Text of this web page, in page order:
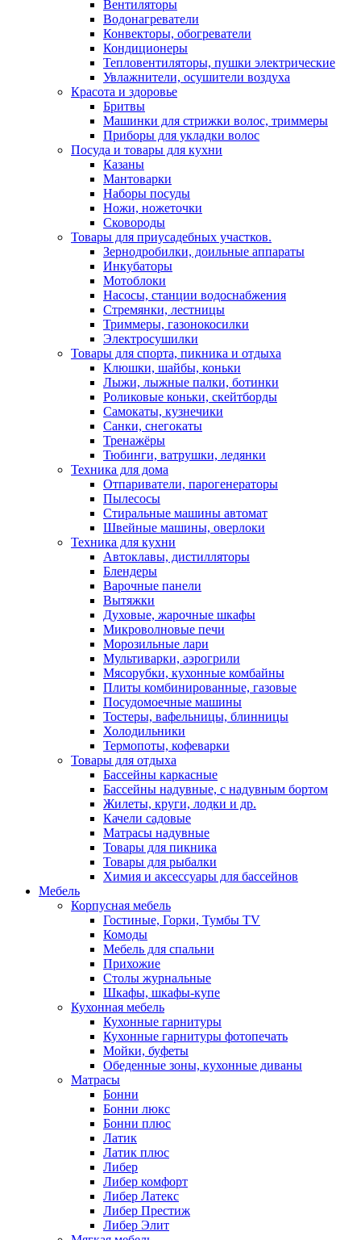
Вентиляторы
Водонагреватели
Конвекторы, обогреватели
Кондиционеры
Тепловентиляторы, пушки электрические
Увлажнители, осушители воздуха
Красота и здоровье
Бритвы
Машинки для стрижки волос, триммеры
Приборы для укладки волос
Посуда и товары для кухни
Казаны
Мантоварки
Наборы посуды
Ножи, ножеточки
Сковороды
Товары для приусадебных участков.
Зернодробилки, доильные аппараты
Инкубаторы
Мотоблоки
Насосы, станции водоснабжения
Стремянки, лестницы
Триммеры, газонокосилки
Электросушилки
Товары для спорта, пикника и отдыха
Клюшки, шайбы, коньки
Лыжи, лыжные палки, ботинки
Роликовые коньки, скейтборды
Самокаты, кузнечики
Санки, снегокаты
Тренажёры
Тюбинги, ватрушки, ледянки
Техника для дома
Отпариватели, парогенераторы
Пылесосы
Стиральные машины автомат
Швейные машины, оверлоки
Техника для кухни
Автоклавы, дистилляторы
Блендеры
Варочные панели
Вытяжки
Духовые, жарочные шкафы
Микроволновые печи
Морозильные лари
Мультиварки, аэрогрили
Мясорубки, кухонные комбайны
Плиты комбинированные, газовые
Посудомоечные машины
Тостеры, вафельницы, блинницы
Холодильники
Термопоты, кофеварки
Товары для отдыха
Бассейны каркасные
Бассейны надувные, с надувным бортом
Жилеты, круги, лодки и др.
Качели садовые
Матрасы надувные
Товары для пикника
Товары для рыбалки
Химия и аксессуары для бассейнов
Мебель
Корпусная мебель
Гостиные, Горки, Тумбы TV
Комоды
Мебель для спальни
Прихожие
Столы журнальные
Шкафы, шкафы-купе
Кухонная мебель
Кухонные гарнитуры
Кухонные гарнитуры фотопечать
Мойки, буфеты
Обеденные зоны, кухонные диваны
Матрасы
Бонни
Бонни люкс
Бонни плюс
Латик
Латик плюс
Либер
Либер комфорт
Либер Латекс
Либер Престиж
Либер Элит